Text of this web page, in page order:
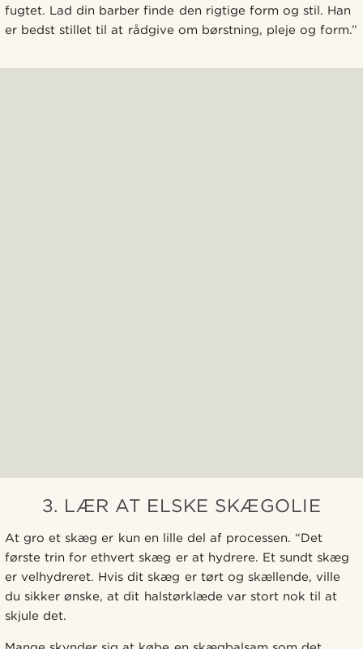
fugtet. Lad din barber finde den rigtige form og stil. Han
er bedst stillet til at rådgive om børstning, pleje og form.”
3. LÆR AT ELSKE SKÆGOLIE
At gro et skæg er kun en lille del af processen. “Det
første trin for ethvert skæg er at hydrere. Et sundt skæg
er velhydreret. Hvis dit skæg er tørt og skællende, ville
du sikker ønske, at dit halstørklæde var stort nok til at
skjule det.